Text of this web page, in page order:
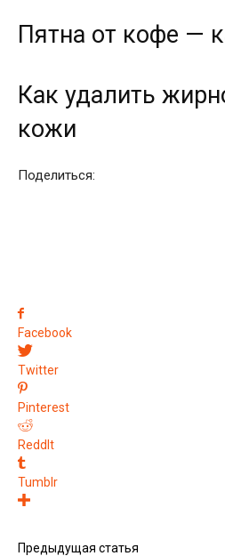
Пятна от кофе —
Как удалить
кожи
Поделиться:
Facebook
Twitter
Pinterest
ReddIt
Tumblr
Предыдущая статья